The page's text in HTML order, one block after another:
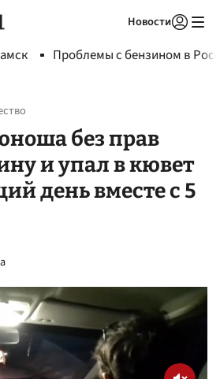
Новости
Проблемы с бензином в
без прав
и упал в кювет
день вместе с 5